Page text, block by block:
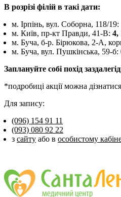
В розрізі філій в такі дати:
м. Ірпінь, вул. Соборна, 118/19:
м. Київ, пр-кт Правди, 41-В: 4,
м. Буча, б-р. Бірюкова, 2-А,
м. Буча, вул. Пушкінська, 59-б:
Заплануйте собі похід
*подробиці акції можна
Для запису:
(096) 154 91 11
(093) 080 92 22
з сайту або в особистому